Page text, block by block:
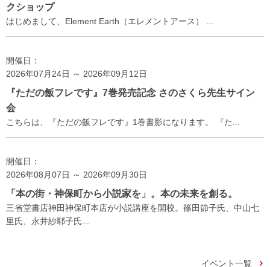
クショップ
はじめまして、Element Earth（エレメントアース） ...
開催日：
2026年07月24日 ～ 2026年09月12日
『ただの飯フレです』7巻発売記念 さのさくら先生サイン
会
こちらは、『ただの飯フレです』1巻書影になります。 『た...
開催日：
2026年08月07日 ～ 2026年09月30日
「本の街・神保町から小説家を」。本の未来を創る。
三省堂書店神田神保町本店が小説講座を開校。篠田節子氏、中山七
里氏、永井紗耶子氏...
イベント一覧